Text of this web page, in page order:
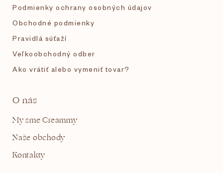
Podmienky ochrany osobných údajov
Obchodné podmienky
Pravidlá súťaží
Veľkoobchodný odber
Ako vrátiť alebo vymeniť tovar?
O nás
My sme Creammy
Naše obchody
Kontakty